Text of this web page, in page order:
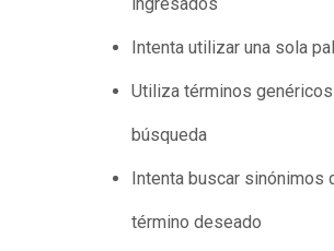
Intenta utilizar una sola
Utiliza términos
búsqueda
Intenta buscar sinónimos
término deseado